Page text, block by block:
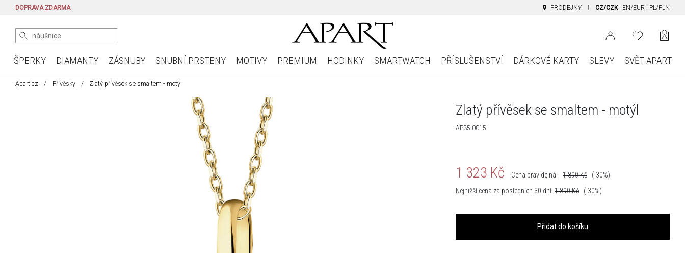
DOPRAVA ZDARMA PRODEJNY CZ/CZK EN/EUR PL/PLN
ŠPERKY DIAMANTY ZÁSNUBY SNUBNÍ PRSTENY MOTIVY PREMIUM HODINKY SMARTWATCH PŘÍSLUŠENSTVÍ DÁRKOVÉ KARTY SLEVY SVĚT APART
Apart.cz Přívěsky Zlatý přívěsek se smaltem - motýl
Zlatý přívěsek se smaltem - motýl
AP35-0015
1 323 Kč Cena pravidelná: 1 890Kč
(-30%)
Nejnižší cena za posledních 30 dní: 1 890Kč (-30%)
Přidat do košíku